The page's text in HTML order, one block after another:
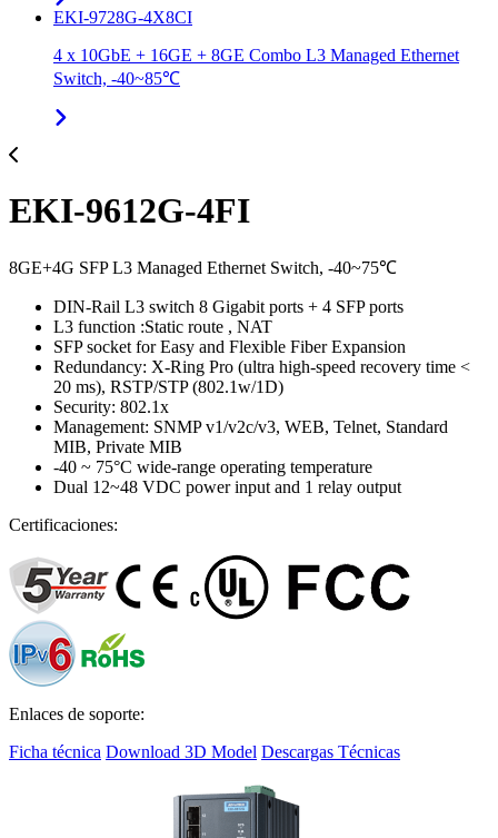
EKI-9728G-4X8CI
4 x 10GbE + 16GE + 8GE Combo L3 Managed Ethernet
Switch, -40~85℃
EKI-9612G-4FI
8GE+4G SFP L3 Managed Ethernet Switch, -40~75℃
DIN-Rail L3 switch 8 Gigabit ports + 4 SFP ports
L3 function :Static route , NAT
SFP socket for Easy and Flexible Fiber Expansion
Redundancy: X-Ring Pro (ultra high-speed recovery time <
20 ms), RSTP/STP (802.1w/1D)
Security: 802.1x
Management: SNMP v1/v2c/v3, WEB, Telnet, Standard
MIB, Private MIB
-40 ~ 75°C wide-range operating temperature
Dual 12~48 VDC power input and 1 relay output
Certificaciones:
Enlaces de soporte:
Ficha técnica Download 3D Model Descargas Técnicas